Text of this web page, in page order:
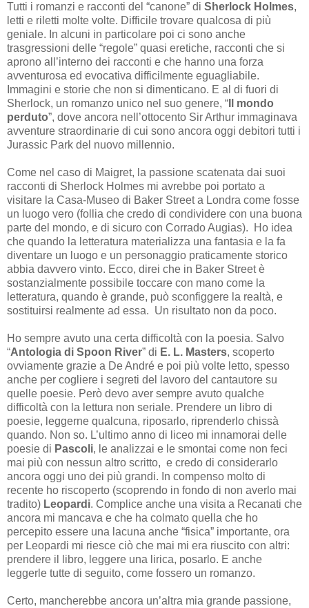
Tutti i romanzi e racconti del “canone” di Sherlock Holmes,
letti e riletti molte volte. Difficile trovare qualcosa di più
geniale. In alcuni in particolare poi ci sono anche
trasgressioni delle “regole” quasi eretiche, racconti che si
aprono all’interno dei racconti e che hanno una forza
avventurosa ed evocativa difficilmente eguagliabile.
Immagini e storie che non si dimenticano. E al di fuori di
Sherlock, un romanzo unico nel suo genere, “ Il mondo
perduto”, dove ancora nell’ottocento Sir Arthur immaginava
avventure straordinarie di cui sono ancora oggi debitori tutti i
Jurassic Park del nuovo millennio.
Come nel caso di Maigret, la passione scatenata dai suoi
racconti di Sherlock Holmes mi avrebbe poi portato a
visitare la Casa-Museo di Baker Street a Londra come fosse
un luogo vero (follia che credo di condividere con una buona
parte del mondo, e di sicuro con Corrado Augias). Ho idea
che quando la letteratura materializza una fantasia e la fa
diventare un luogo e un personaggio praticamente storico
abbia davvero vinto. Ecco, direi che in Baker Street è
sostanzialmente possibile toccare con mano come la
letteratura, quando è grande, può sconfiggere la realtà, e
sostituirsi realmente ad essa. Un risultato non da poco.
Ho sempre avuto una certa difficoltà con la poesia. Salvo
“Antologia di Spoon River” di E. L. Masters, scoperto
ovviamente grazie a De André e poi più volte letto, spesso
anche per cogliere i segreti del lavoro del cantautore su
quelle poesie. Però devo aver sempre avuto qualche
difficoltà con la lettura non seriale. Prendere un libro di
poesie, leggerne qualcuna, riposarlo, riprenderlo chissà
quando. Non so. L’ultimo anno di liceo mi innamorai delle
poesie di Pascoli, le analizzai e le smontai come non feci
mai più con nessun altro scritto, e credo di considerarlo
ancora oggi uno dei più grandi. In compenso molto di
recente ho riscoperto (scoprendo in fondo di non averlo mai
tradito) Leopardi. Complice anche una visita a Recanati che
ancora mi mancava e che ha colmato quella che ho
percepito essere una lacuna anche “fisica” importante, ora
per Leopardi mi riesce ciò che mai mi era riuscito con altri:
prendere il libro, leggere una lirica, posarlo. E anche
leggerle tutte di seguito, come fossero un romanzo.
Certo, mancherebbe ancora un’altra mia grande passione,